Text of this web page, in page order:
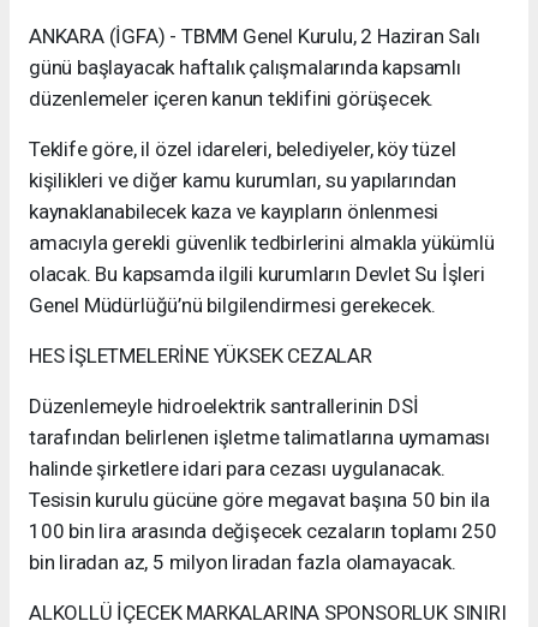
ANKARA (İGFA) - TBMM Genel Kurulu, 2 Haziran Salı
günü başlayacak haftalık çalışmalarında kapsamlı
düzenlemeler içeren kanun teklifini görüşecek.
Teklife göre, il özel idareleri, belediyeler, köy tüzel
kişilikleri ve diğer kamu kurumları, su yapılarından
kaynaklanabilecek kaza ve kayıpların önlenmesi
amacıyla gerekli güvenlik tedbirlerini almakla yükümlü
olacak. Bu kapsamda ilgili kurumların Devlet Su İşleri
Genel Müdürlüğü’nü bilgilendirmesi gerekecek.
HES İŞLETMELERİNE YÜKSEK CEZALAR
Düzenlemeyle hidroelektrik santrallerinin DSİ
tarafından belirlenen işletme talimatlarına uymaması
halinde şirketlere idari para cezası uygulanacak.
Tesisin kurulu gücüne göre megavat başına 50 bin ila
100 bin lira arasında değişecek cezaların toplamı 250
bin liradan az, 5 milyon liradan fazla olamayacak.
ALKOLLÜ İÇECEK MARKALARINA SPONSORLUK SINIRI